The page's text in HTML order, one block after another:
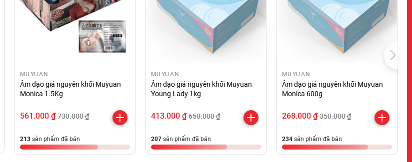
MUYUAN
Âm đạo giả nguyên khối Muyuan
Young Lady 1kg
413.000 ₫ 650.000 ₫
207 sản phẩm đã bán
MUYUAN
Âm đạo giả nguyên khối Muyuan
Monica 600g
268.000 ₫ 350.000 ₫
234 sản phẩm đã bán
MUYUAN
Âm đạo giả nguyên khối Muyuan
Monica 1.5Kg
561.000 ₫ 730.000 ₫
213 sản phẩm đã bán